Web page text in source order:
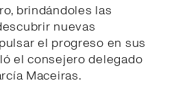
brindándoles las
nuevas
el progreso en sus
el consejero delegado
Maceiras.